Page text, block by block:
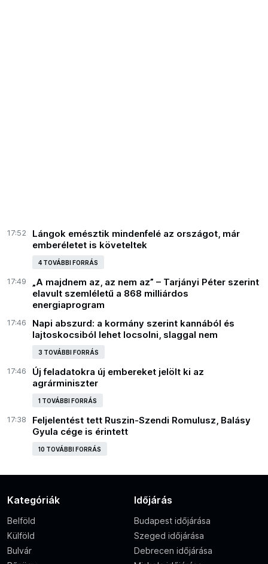
17:52
Lángok emésztik mindenfelé az országot, már
emberéletet is követeltek
4 TOVÁBBI FORRÁS
17:49
„A majdnem az, az nem az” – Tarjányi Péter szerint
elavult szemléletű a 868 milliárdos
energiaprogram
17:46
Napi abszurd: a kormány szerint kannából és
lajtoskocsiból lehet locsolni, slaggal nem
3 TOVÁBBI FORRÁS
17:46
Új feladatokra új embereket jelölt ki az
agrárminiszter
1 TOVÁBBI FORRÁS
17:38
Feljelentést tett Ruszin-Szendi Romulusz, Balásy
Gyula cége is érintett
10 TOVÁBBI FORRÁS
Kategóriák
Belföld
Külföld
Bulvár
Időjárás
Budapest időjárása
Szeged időjárása
Debrecen időjárása